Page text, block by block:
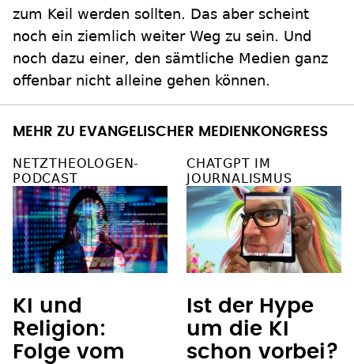
zum Keil werden sollten. Das aber scheint
noch ein ziemlich weiter Weg zu sein. Und
noch dazu einer, den sämtliche Medien ganz
offenbar nicht alleine gehen können.
MEHR ZU EVANGELISCHER MEDIENKONGRESS
NETZTHEOLOGEN-
PODCAST
KI und
Religion:
Folge vom
CHATGPT IM
JOURNALISMUS
Ist der Hype
um die KI
schon vorbei?